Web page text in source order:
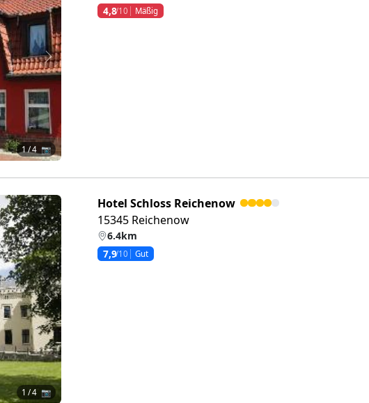
Weiter
1/ 4 📷
4,8/10 Mäßig
Weiter
1 / 4 📷
Hotel Schloss Reichenow
15345 Reichenow
6.4km
7,9/10 Gut